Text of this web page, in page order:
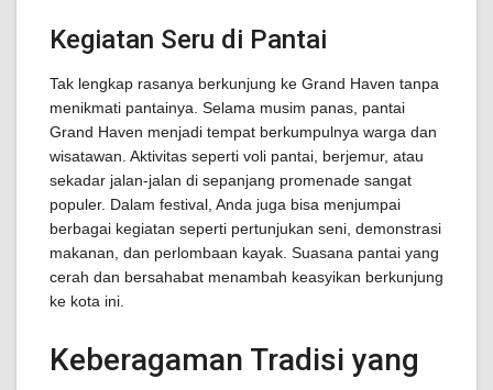
Kegiatan Seru di Pantai
Tak lengkap rasanya berkunjung ke Grand Haven tanpa
menikmati pantainya. Selama musim panas, pantai
Grand Haven menjadi tempat berkumpulnya warga dan
wisatawan. Aktivitas seperti voli pantai, berjemur, atau
sekadar jalan-jalan di sepanjang promenade sangat
populer. Dalam festival, Anda juga bisa menjumpai
berbagai kegiatan seperti pertunjukan seni, demonstrasi
makanan, dan perlombaan kayak. Suasana pantai yang
cerah dan bersahabat menambah keasyikan berkunjung
ke kota ini.
Keberagaman Tradisi yang